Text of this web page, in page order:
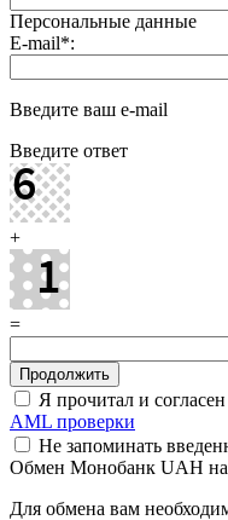
Персональные данные
E-mail*:
Введите ваш e-mail
Введите ответ
+
=
Я прочитал и согласен
AML проверки
Не запоминать
Обмен Монобанк UAH
Для обмена вам